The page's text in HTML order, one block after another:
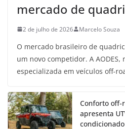
mercado de
2 de julho de 2026 Marcelo Souza
O mercado brasileiro de
um novo competidor. A AODES,
especializada em veículos off-
Conforto off-
apresenta
condicionado